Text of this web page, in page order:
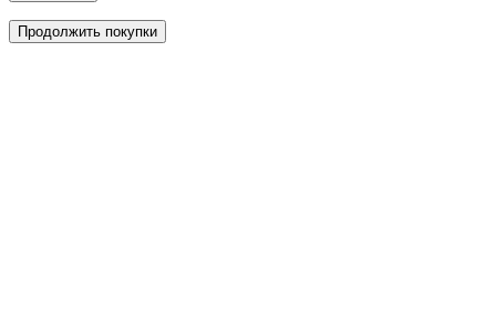
Продолжить покупки